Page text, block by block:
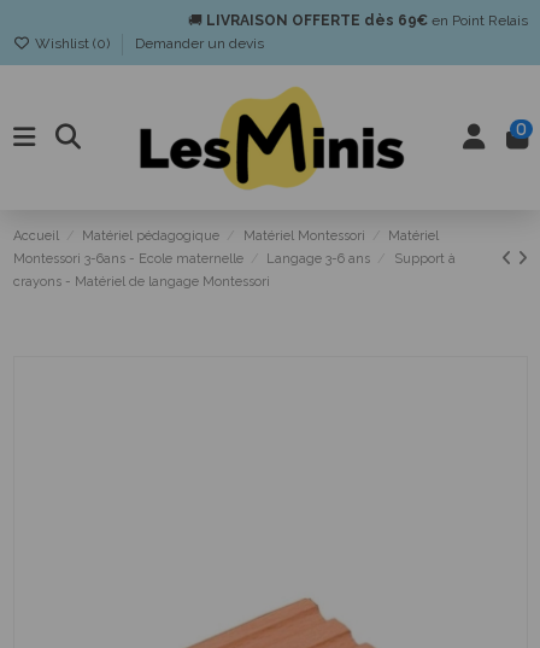
🚚 LIVRAISON OFFERTE dès 69€en Point Relais
Wishlist (0) Demander un devis
0
Accueil Matériel pédagogique Matériel Montessori
Matériel
Montessori 3-6ans - Ecole maternelle
Langage 3-6 ans
Support à
crayons - Matériel de langage Montessori